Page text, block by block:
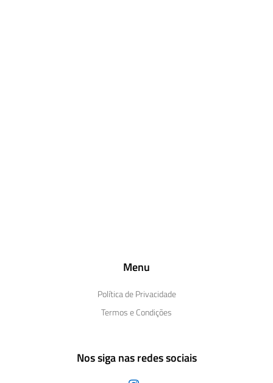
Menu
Política de Privacidade
Termos e Condições
Nos siga nas redes sociais